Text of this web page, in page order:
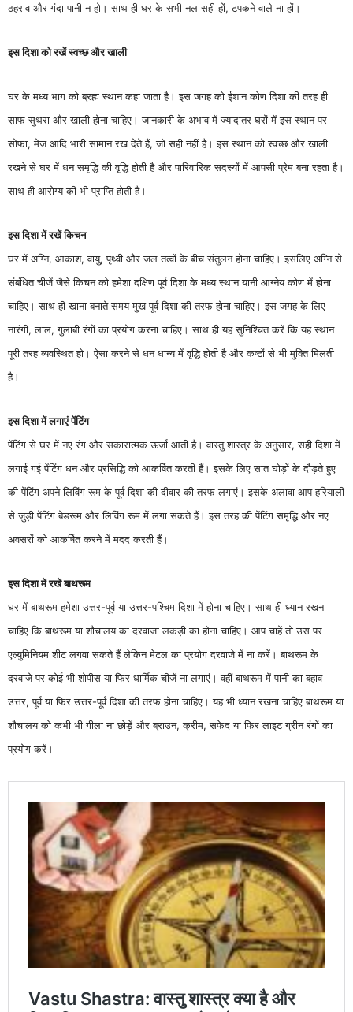
ठहराव और गंदा पानी न हो। साथ ही घर के सभी नल सही हों, टपकने वाले ना हों।
इस दिशा को रखें स्वच्छ और खाली
घर के मध्य भाग को ब्रह्म स्थान कहा जाता है। इस जगह को ईशान कोण दिशा की तरह ही
साफ सुथरा और खाली होना चाहिए। जानकारी के अभाव में ज्यादातर घरों में इस स्थान पर
सोफा, मेज आदि भारी सामान रख देते हैं, जो सही नहीं है। इस स्थान को स्वच्छ और खाली
रखने से घर में धन समृद्धि की वृद्धि होती है और पारिवारिक सदस्यों में आपसी प्रेम बना रहता है।
साथ ही आरोग्य की भी प्राप्ति होती है।
इस दिशा में रखें किचन
घर में अग्नि, आकाश, वायु, पृथ्वी और जल तत्वों के बीच संतुलन होना चाहिए। इसलिए अग्नि से
संबंधित चीजें जैसे किचन को हमेशा दक्षिण पूर्व दिशा के मध्य स्थान यानी आग्नेय कोण में होना
चाहिए। साथ ही खाना बनाते समय मुख पूर्व दिशा की तरफ होना चाहिए। इस जगह के लिए
नारंगी, लाल, गुलाबी रंगों का प्रयोग करना चाहिए। साथ ही यह सुनिश्चित करें कि यह स्थान
पूरी तरह व्यवस्थित हो। ऐसा करने से धन धान्य में वृद्धि होती है और कष्टों से भी मुक्ति मिलती
है।
इस दिशा में लगाएं पेंटिंग
पेंटिंग से घर में नए रंग और सकारात्मक ऊर्जा आती है। वास्तु शास्त्र के अनुसार, सही दिशा में
लगाई गई पेंटिंग धन और प्रसिद्धि को आकर्षित करती हैं। इसके लिए सात घोड़ों के दौड़ते हुए
की पेंटिंग अपने लिविंग रूम के पूर्व दिशा की दीवार की तरफ लगाएं। इसके अलावा आप हरियाली
से जुड़ी पेंटिंग बेडरूम और लिविंग रूम में लगा सकते हैं। इस तरह की पेंटिंग समृद्धि और नए
अवसरों को आकर्षित करने में मदद करती हैं।
इस दिशा में रखें बाथरूम
घर में बाथरूम हमेशा उत्तर-पूर्व या उत्तर-पश्चिम दिशा में होना चाहिए। साथ ही ध्यान रखना
चाहिए कि बाथरूम या शौचालय का दरवाजा लकड़ी का होना चाहिए। आप चाहें तो उस पर
एल्युमिनियम शीट लगवा सकते हैं लेकिन मेटल का प्रयोग दरवाजे में ना करें। बाथरूम के
दरवाजे पर कोई भी शोपीस या फिर धार्मिक चीजें ना लगाएं। वहीं बाथरूम में पानी का बहाव
उत्तर, पूर्व या फिर उत्तर-पूर्व दिशा की तरफ होना चाहिए। यह भी ध्यान रखना चाहिए बाथरूम या
शौचालय को कभी भी गीला ना छोड़ें और ब्राउन, क्रीम, सफेद या फिर लाइट ग्रीन रंगों का
प्रयोग करें।